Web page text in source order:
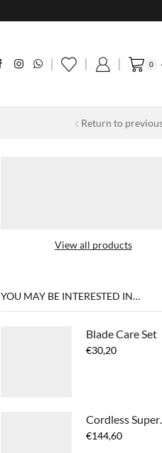
0
Return to
View all products
YOU MAY BE INTERESTED IN…
Blade Care Set
€30,20
Cordless Super Taper
€144,60